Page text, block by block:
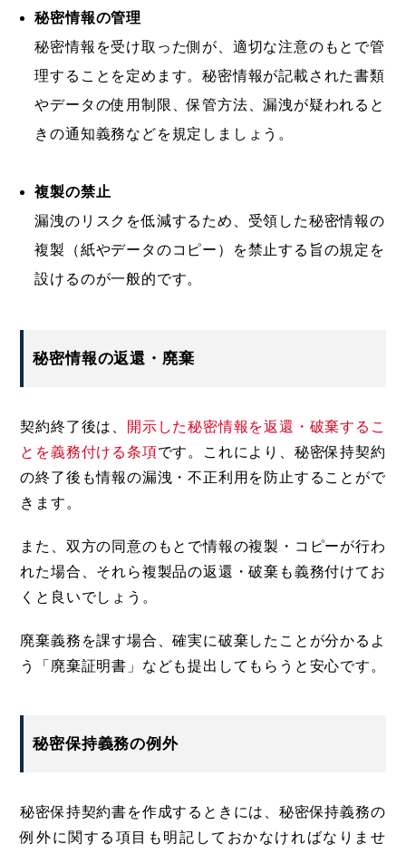
秘密情報の管理
秘密情報を受け取った側が、適切な注意のもとで管
理することを定めます。秘密情報が記載された書類
やデータの使用制限、保管方法、漏洩が疑われると
きの通知義務などを規定しましょう。
複製の禁止
漏洩のリスクを低減するため、受領した秘密情報の
複製（紙やデータのコピー）を禁止する旨の規定を
設けるのが一般的です。
秘密情報の返還・廃棄
契約終了後は、
開示した秘密情報を返還・破棄するこ
とを義務付ける条項です。これにより、秘密保持契約
の終了後も情報の漏洩・不正利用を防止することがで
きます。
また、双方の同意のもとで情報の複製・コピーが行わ
れた場合、それら複製品の返還・破棄も義務付けてお
くと良いでしょう。
廃棄義務を課す場合、確実に破棄したことが分かるよ
う「廃棄証明書」なども提出してもらうと安心です。
秘密保持義務の例外
秘密保持契約書を作成するときには、秘密保持義務の
例外に関する項目も明記しておかなければなりませ